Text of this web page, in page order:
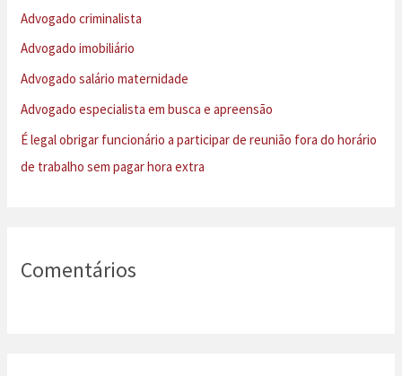
p
o
r
:
Advogado criminalista
Advogado imobiliário
Advogado salário maternidade
Advogado especialista em busca e apreensão
É legal obrigar funcionário a participar de reunião fora do horário
de trabalho sem pagar hora extra
Comentários